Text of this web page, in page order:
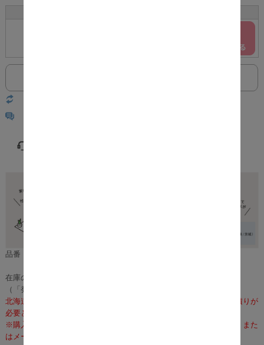
品番：m10832
在庫のある場合は、3～5営業日で発送いたします。
（「発送」であり「お届け」ではございませんのでご注意ください）
北海道・沖縄・離島への配送は、通常送料に加え、別途送料のお見積りが
必要となります。
※購入前に事前確認も可能となりますので、お電話（075-366-3835）また
はメールにて、お気軽にお問合せくださいませ。